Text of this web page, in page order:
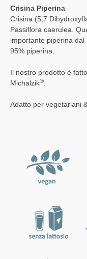
Crisina Piperina
Crisina (5,7
Passiflora caerulea.
importante piperina
95% piperina.
Il nostro prodotto è
Michalzik®.
Adatto per vegetariani